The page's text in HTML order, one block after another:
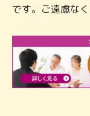
です。ご遠慮な